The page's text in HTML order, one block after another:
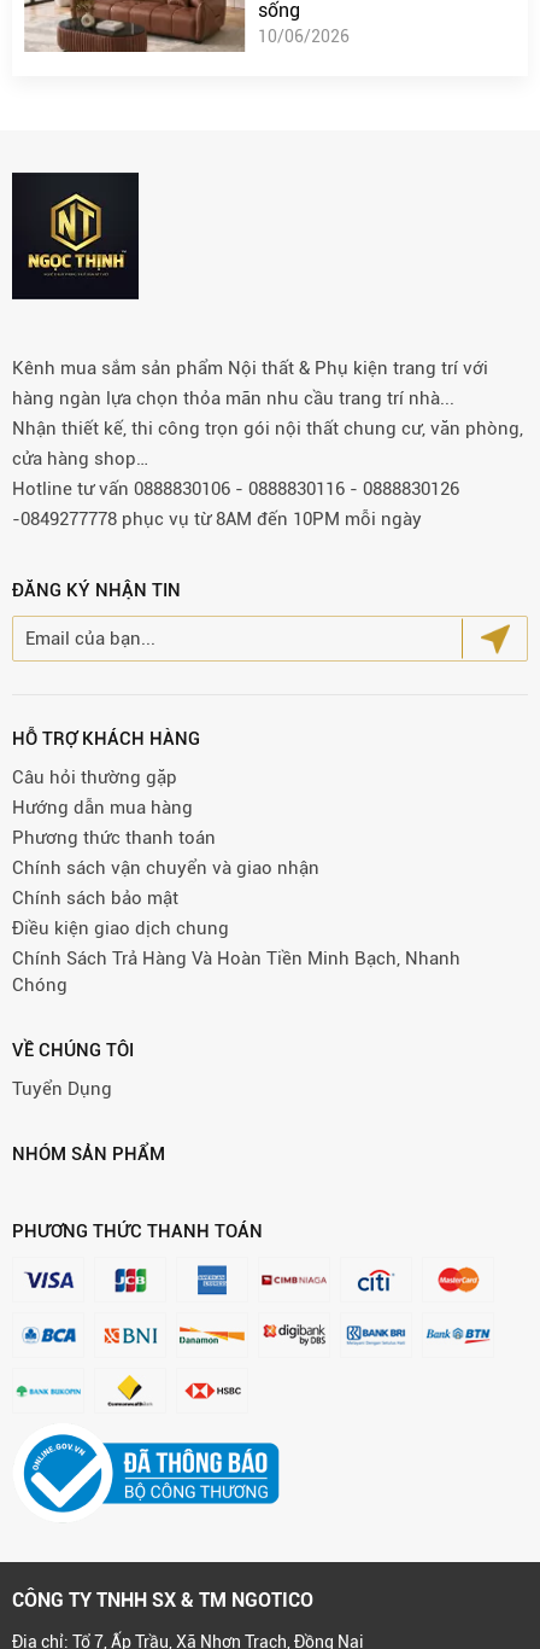
sống
10/06/2026
Kênh mua sắm sản phẩm Nội thất & Phụ kiện trang trí với
hàng ngàn lựa chọn thỏa mãn nhu cầu trang trí nhà...
Nhận thiết kế, thi công trọn gói nội thất chung cư, văn phòng,
cửa hàng shop…
Hotline tư vấn 0888830106 - 0888830116 - 0888830126
-0849277778 phục vụ từ 8AM đến 10PM mỗi ngày
ĐĂNG KÝ NHẬN TIN
HỖ TRỢ KHÁCH HÀNG
Câu hỏi thường gặp
Hướng dẫn mua hàng
Phương thức thanh toán
Chính sách vận chuyển và giao nhận
Chính sách bảo mật
Điều kiện giao dịch chung
Chính Sách Trả Hàng Và Hoàn Tiền Minh Bạch, Nhanh
Chóng
VỀ CHÚNG TÔI
Tuyển Dụng
NHÓM SẢN PHẨM
PHƯƠNG THỨC THANH TOÁN
CÔNG TY TNHH SX & TM NGOTICO
Địa chỉ: Tổ 7, Ấp Trầu, Xã Nhơn Trạch, Đồng Nai